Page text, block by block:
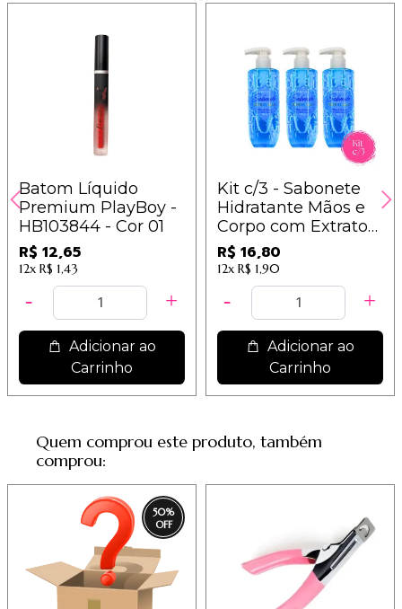
Batom Líquido
Premium PlayBoy -
HB103844 - Cor 01
R$ 12,65
12x R$ 1,43
Adicionar ao
Carrinho
Kit c/3 - Sabonete
Hidratante Mãos e
Corpo com Extrato
de Algodão Mia
Make
R$ 16,80
12x R$ 1,90
Adicionar ao
Carrinho
Quem comprou este produto, também
comprou:
50%